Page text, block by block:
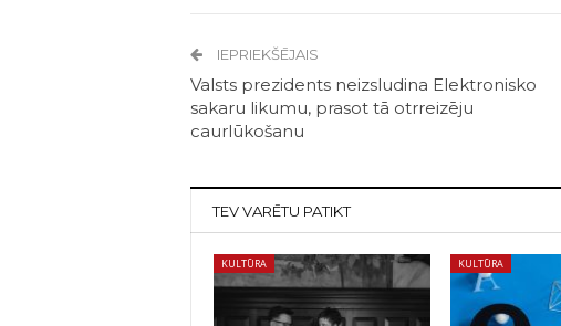
IEPRIEKŠĒJAIS
Valsts prezidents neizsludina Elektronisko
sakaru likumu, prasot tā otrreizēju
caurlūkošanu
TEV VARĒTU PATIKT
KULTŪRA KULTŪRA